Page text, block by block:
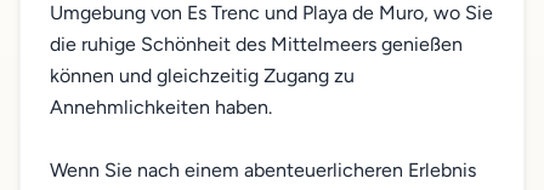
Umgebung von Es Trenc und Playa de Muro, wo Sie
die ruhige Schönheit des Mittelmeers genießen
können und gleichzeitig Zugang zu
Annehmlichkeiten haben.
Wenn Sie nach einem abenteuerlicheren Erlebnis